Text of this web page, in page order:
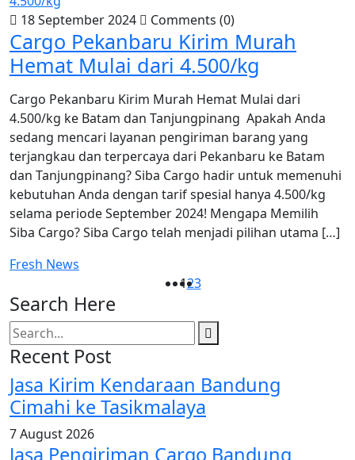
18 September 2024 Comments (0)
Cargo Pekanbaru Kirim Murah
Hemat Mulai dari 4.500/kg
Cargo Pekanbaru Kirim Murah Hemat Mulai dari
4.500/kg ke Batam dan Tanjungpinang Apakah Anda
sedang mencari layanan pengiriman barang yang
terjangkau dan terpercaya dari Pekanbaru ke Batam
dan Tanjungpinang? Siba Cargo hadir untuk memenuhi
kebutuhan Anda dengan tarif spesial hanya 4.500/kg
selama periode September 2024! Mengapa Memilih
Siba Cargo? Siba Cargo telah menjadi pilihan utama […]
Fresh News
123
Search Here
Recent Post
Jasa Kirim Kendaraan Bandung
Cimahi ke Tasikmalaya
7 August 2026
Jasa Pengiriman Cargo Bandung